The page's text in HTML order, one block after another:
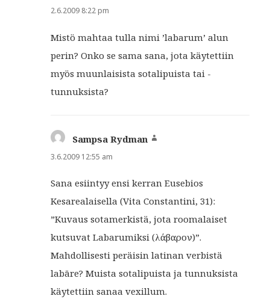
2.6.2009 8:22 pm
Mistö mahtaa tulla nimi ’labarum’ alun
perin? Onko se sama sana, jota käytettiin
myös muunlaisista sotalipuista tai -
tunnuksista?
Sampsa Rydman
3.6.2009 12:55 am
Sana esiintyy ensi kerran Eusebios
Kesarealaisella (Vita Constantini, 31):
”Kuvaus sotamerkistä, jota roomalaiset
kutsuvat Labarumiksi (λάβαρον)”.
Mahdollisesti peräisin latinan verbistä
labāre? Muista sotalipuista ja tunnuksista
käytettiin sanaa vexillum.